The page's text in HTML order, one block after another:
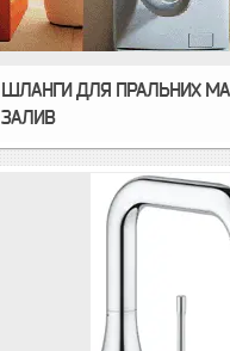
ШЛАНГИ ДЛЯ ПРАЛЬНИХ
ЗАЛИВ